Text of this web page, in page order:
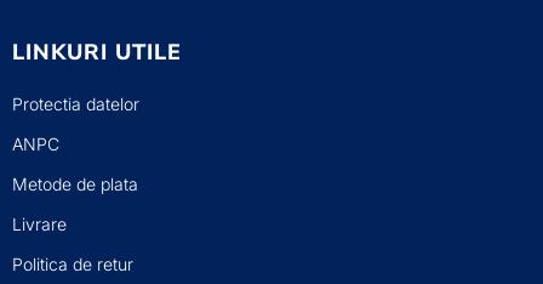
LINKURI UTILE
Protectia datelor
ANPC
Metode de plata
Livrare
Politica de retur